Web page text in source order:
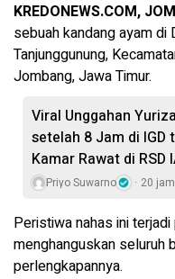
KREDONEWS.COM,
sebuah kandang ayam di
Tanjunggunung,
Jombang, Jawa Timur.
Viral Unggahan
setelah 8 Jam di IGD
Kamar Rawat di RSD
Priyo Suwarno 20 jam
Peristiwa nahas ini
menghanguskan seluruh
perlengkapannya.